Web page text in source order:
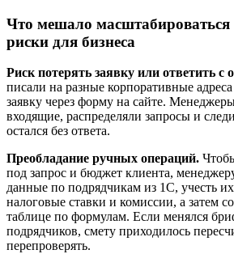
Что мешало масштабироваться
риски для бизнеса
Риск потерять заявку или ответить с
писали на разные корпоративные
заявку через форму на сайте.
входящие, распределяли запросы и
остался без ответа.
Преобладание ручных операций.
под запрос и бюджет клиента,
данные по подрядчикам из 1С, учесть
налоговые ставки и комиссии, а затем
таблице по формулам. Если менялся
подрядчиков, смету приходилось
перепроверять.